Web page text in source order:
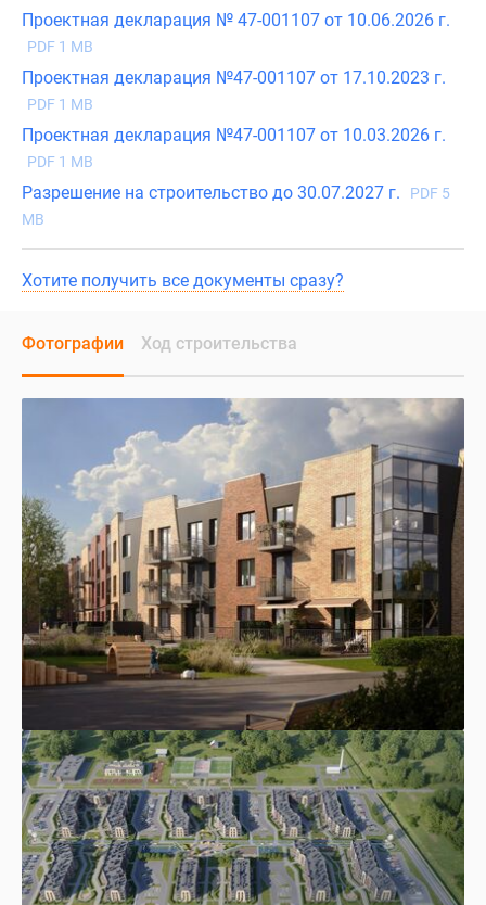
Проектная декларация № 47-001107 от 10.06.2026 г.
PDF 1 MB
Проектная декларация №47-001107 от 17.10.2023 г.
PDF 1 MB
Проектная декларация №47-001107 от 10.03.2026 г.
PDF 1 MB
Разрешение на строительство до 30.07.2027 г.
PDF 5
MB
Хотите получить все документы сразу?
Фотографии Ход строительства